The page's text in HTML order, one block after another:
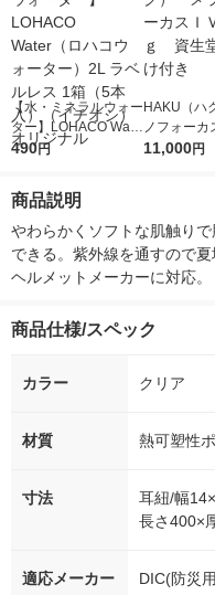
【水・ミネラルウォー
ター】LOHACO Wate
r（ロハコウォータ
シ） オリジナル
490円
HAKU（
ノフォー
5ｇ 資生
11,000円
商品説明
やわらかくソフトな肌触り
できる。紫外線を通すので
ヘルメットメーカーに対応。
商品仕様/スペック
カラー クリア
材質 熱可塑性
寸法
耳紐/幅
長さ400×
適応メーカー
DIC(防災